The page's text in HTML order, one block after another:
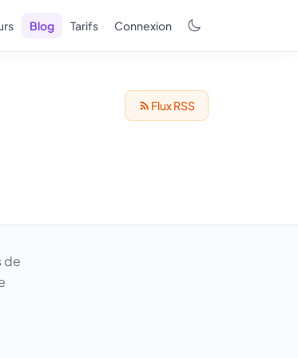
Blog Tarifs Connexion
Flux RSS
de